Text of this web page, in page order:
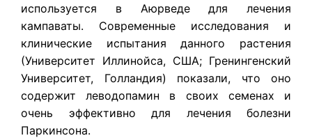
используется в Аюрведе для лечения
кампаваты. Современные исследования и
клинические испытания данного растения
(Университет Иллинойса, США; Гренингенский
Университет, Голландия) показали, что оно
содержит леводопамин в своих семенах и
очень эффективно для лечения болезни
Паркинсона.